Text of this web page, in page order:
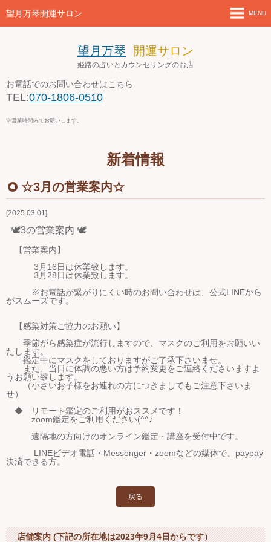
望月万琴開運サロン
望月万琴 開運サロン
姫路の占いとカウンセリングのお店
お電話でのお問い合わせはこちら
TEL:070-1806-0510
※営業時間内でお願いします。
MENU
店舗案内とアクセス
お問い合わせ
４月の営業案内
新着情報
2025.03.01
☆3月の営業案内☆
🕊3の営業案内 🕊
【営業案内】
3月16日は休業致します。
3月28日は休業致します。
※お電話が繋がりにくい時のお問い合わせは、公式LINEから
がスムーズです。
【感染対策ご協力のお願い】
季節がら感染症が流行しますので、マスクのご利用をお願いい
たします。
鑑定中にマスクをしておりますがご了承下さいませ。
また、当日に体調の悪い方は予約変更をご連絡くださいますよ
うお願い致します。
（小さいお子様をお連れの方につきましてもご注意下さいま
せ）
◆ リモート鑑定のご利用がおススメです！
zoom鑑定をご利用ください(^^♪
遠隔地の方向けのオンライン鑑定・講座を受付中です。
LINEビデオ電話・Messenger・zoomなどの媒体で、paypay
決済できる方。
戻る
店舗案内 (下記の所在地は2023年9月4日からです）